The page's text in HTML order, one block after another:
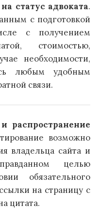
статус адвоката.
с подготовкой
с получением
стоимостью,
необходимости,
любым удобным
связи.
распространение
возможно
владельца сайта и
целью
обязательного
на страницу с
цитата.